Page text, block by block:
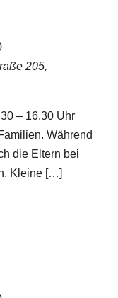
205,
– 16.30 Uhr
Während
die Eltern bei
Kleine […]